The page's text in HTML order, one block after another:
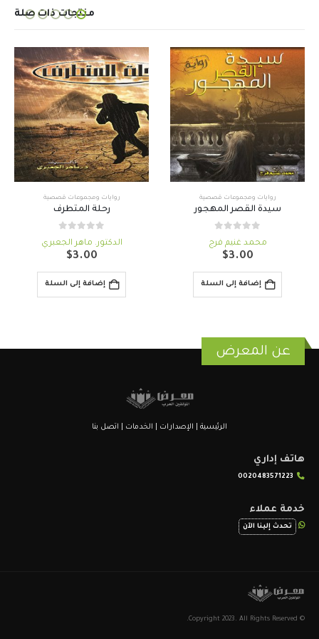
منتجات ذات صلة
روايات ومجموعات قصصية
روايات ومجموعات قصصية
سيدة القصر المهجور
محمد غنيم فرج
$3.00
إضافة إلى السلة
روايات ومجموعات قصصية
رحلة المتطرف
الدكتور. ماهر الجعبري
$3.00
إضافة إلى السلة
عن المعرض
الرئيسية الإصدارات الخدمات اتصل بنا
هاتف إداري
0020483571223
خدمة عملاء
تحدث إلينا الآن
© Copyright 2023. All Rights Reserved.